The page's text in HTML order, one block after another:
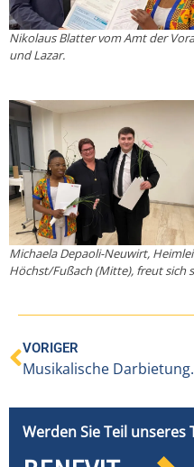
Nikolaus Blatter vom Amt der
und Lazar.
Michaela Depaoli-Neuwirt,
Höchst/Fußach (Mitte), freut sich
VORIGER
Werden Sie Teil unseres